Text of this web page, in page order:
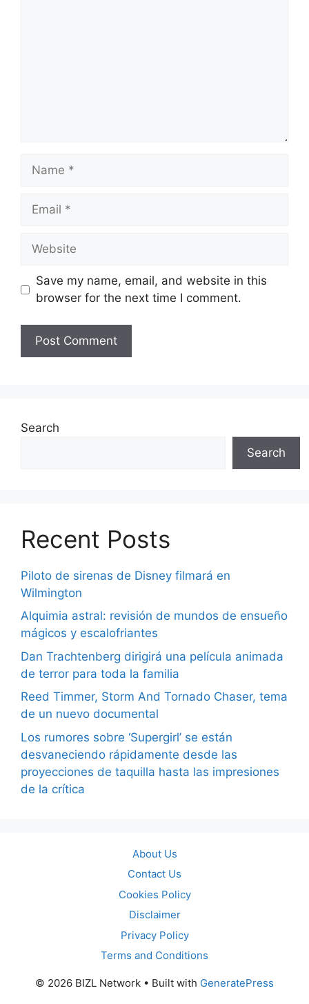
Name
Email
Website
Save my name, email, and website in this
browser for the next time I comment.
Search
Search
Recent Posts
Piloto de sirenas de Disney filmará en
Wilmington
Alquimia astral: revisión de mundos de ensueño
mágicos y escalofriantes
Dan Trachtenberg dirigirá una película animada
de terror para toda la familia
Reed Timmer, Storm And Tornado Chaser, tema
de un nuevo documental
Los rumores sobre ‘Supergirl’ se están
desvaneciendo rápidamente desde las
proyecciones de taquilla hasta las impresiones
de la crítica
About Us
Contact Us
Cookies Policy
Disclaimer
Privacy Policy
Terms and Conditions
© 2026 BIZL Network • Built with GeneratePress